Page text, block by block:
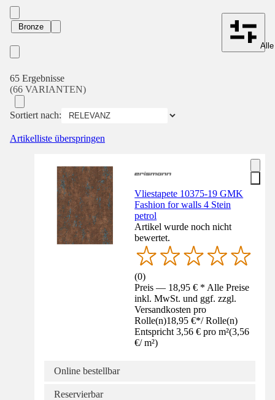
Bronze
65 Ergebnisse
(66 VARIANTEN)
Sortiert nach:
Artikelliste überspringen
Vliestapete 10375-19 GMK
Fashion for walls 4 Stein
petrol
Artikel wurde noch nicht
bewertet.
(0)
Preis — 18,95 € * Alle Preise
inkl. MwSt. und ggf. zzgl.
Versandkosten pro
Rolle(n)18,95 €*/ Rolle(n)
Entspricht 3,56 € pro m²(3,56
€/ m²)
Online bestellbar
Reservierbar